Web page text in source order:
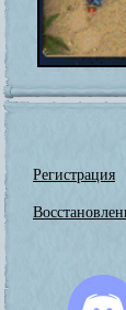
Регистрация